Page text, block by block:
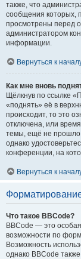
также, что
сообщения которых,
просмотрены перед
администратором
информации.
Вернуться к
Как мне вновь
Щёлкнув по ссылке
«поднять» её в
происходит, то это
отключена, или
темы, ещё не прошло.
однако
конференции, на
Вернуться к
Что такое BBCode?
BBCode — это
возможности по
Возможность
однако BBCode